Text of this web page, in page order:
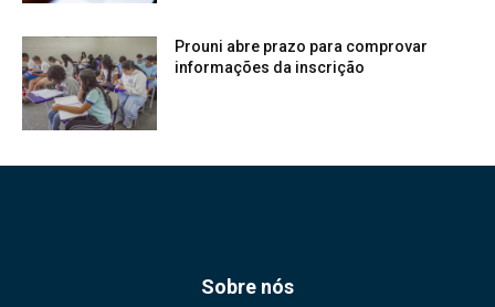
Prouni abre prazo para comprovar
informações da inscrição
Sobre nós